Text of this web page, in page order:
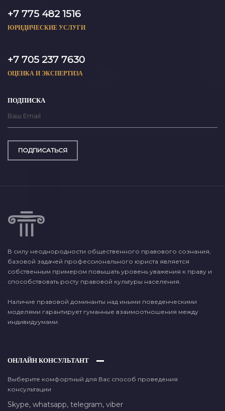
+7 775 482 1516
ЮРИДИЧЕСКИЕ УСЛУГИ
+7 705 237 7630
ОЦЕНКА И ЭКСПЕРТИЗА
ПОДПИСКА
ПОДПИСАТЬСЯ
В силу неоднородности общественного правового сознания,
базовой задачей профессионального юриста является
собственным примером повышать уровень уважения к праву и
способствовать росту правовой культуры населения.
Наличие правовой доминанты над иными поведенческими
моделями гарантирует гуманные взаимоотношения между
индивидуумами.
ОНЛАЙН КОНСУЛЬТАНТ
Выберите комфортный для Вас способ проведения
консультации
Skype, whatsapp, telegram, viber